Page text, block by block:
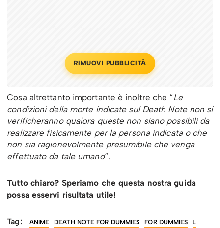
RIMUOVI PUBBLICITÀ
Cosa altrettanto importante è inoltre che “Le
condizioni della morte indicate sul Death Note non si
verificheranno qualora queste non siano possibili da
realizzare fisicamente per la persona indicata o che
non sia ragionevolmente presumibile che venga
effettuato da tale umano“.
Tutto chiaro? Speriamo che questa nostra guida
possa esservi risultata utile!
Tag: ANIME DEATH NOTE FOR DUMMIES FOR DUMMIES
L